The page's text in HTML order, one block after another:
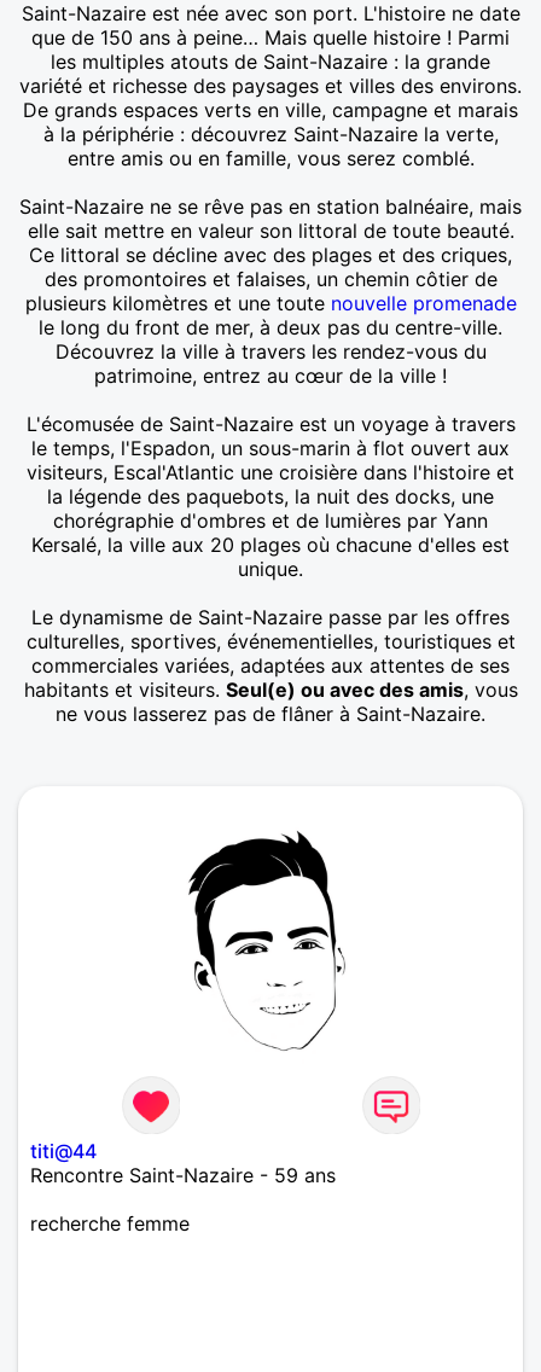
Saint-Nazaire est née avec son port. L'histoire ne date
que de 150 ans à peine… Mais quelle histoire ! Parmi
les multiples atouts de Saint-Nazaire : la grande
variété et richesse des paysages et villes des environs.
De grands espaces verts en ville, campagne et marais
à la périphérie : découvrez Saint-Nazaire la verte,
entre amis ou en famille, vous serez comblé.
Saint-Nazaire ne se rêve pas en station balnéaire, mais
elle sait mettre en valeur son littoral de toute beauté.
Ce littoral se décline avec des plages et des criques,
des promontoires et falaises, un chemin côtier de
plusieurs kilomètres et une toute nouvelle promenade
le long du front de mer, à deux pas du centre-ville.
Découvrez la ville à travers les rendez-vous du
patrimoine, entrez au cœur de la ville !
L'écomusée de Saint-Nazaire est un voyage à travers
le temps, l'Espadon, un sous-marin à flot ouvert aux
visiteurs, Escal'Atlantic une croisière dans l'histoire et
la légende des paquebots, la nuit des docks, une
chorégraphie d'ombres et de lumières par Yann
Kersalé, la ville aux 20 plages où chacune d'elles est
unique.
Le dynamisme de Saint-Nazaire passe par les offres
culturelles, sportives, événementielles, touristiques et
commerciales variées, adaptées aux attentes de ses
habitants et visiteurs. Seul(e) ou avec des amis, vous
ne vous lasserez pas de flâner à Saint-Nazaire.
titi@44
Rencontre Saint-Nazaire - 59 ans
recherche femme